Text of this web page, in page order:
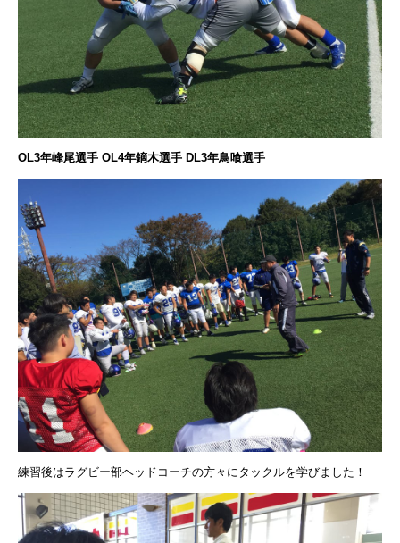
OL3年峰尾選手 OL4年鏑木選手 DL3年鳥喰選手
練習後はラグビー部ヘッドコーチの方々にタックルを学びました！